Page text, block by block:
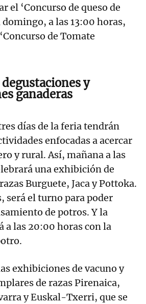
el ‘Concurso de queso de
domingo, a las 13:00 horas,
de Tomate
y
ganaderas
días de la feria tendrán
enfocadas a acercar
y rural. Así, mañana a las
una exhibición de
Burguete, Jaca y Pottoka.
será el turno para poder
de potros. Y la
a las 20:00 horas con la
exhibiciones de vacuno y
de razas Pirenaica,
y Euskal-Txerri, que se